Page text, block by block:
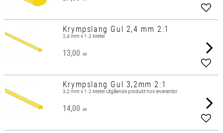
Add
Krympslang Gul 2,4 mm 2:1
2,4 mm x 1.2 Meter
13,00 KR
Add
Krympslang Gul 3,2mm 2:1
3,2 mm x 1.2 Meter Utgående produkt hos leverantör
14,00 KR
Add